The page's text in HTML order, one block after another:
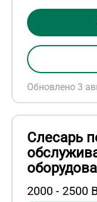
Обновлено 3
Слесарь
2000 - 2500